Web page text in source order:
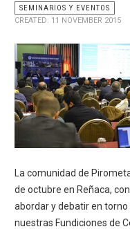
SEMINARIOS Y EVENTOS
CREATED: 11 NOVEMBER 2015
La comunidad de
de octubre en Reñaca,
abordar y debatir en
nuestras Fundiciones de